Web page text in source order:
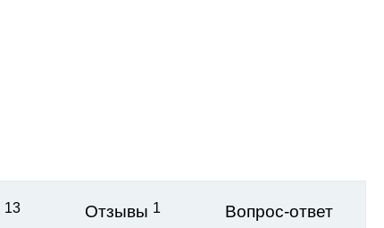
13 Отзывы 1 Вопрос-ответ